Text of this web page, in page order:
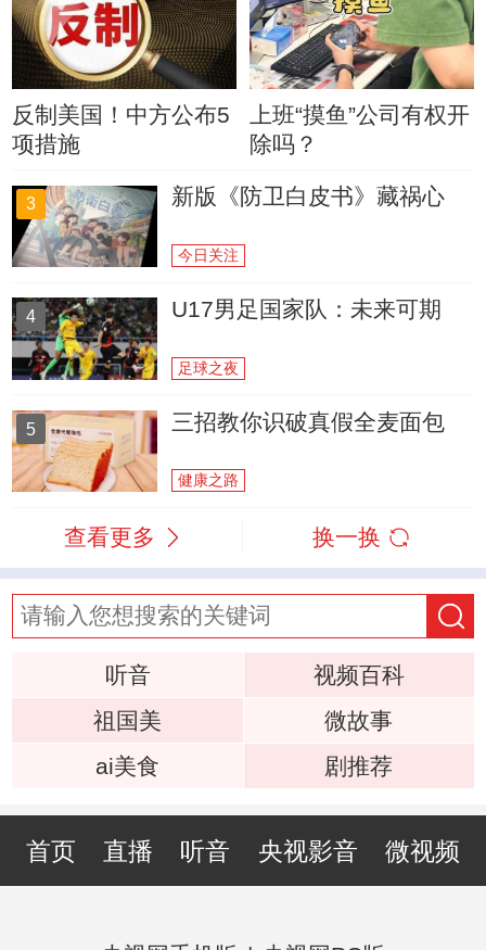
反制美国！中方公布5
项措施
上班“摸鱼”公司有权开
除吗？
3 新版《防卫白皮书》藏祸心
今日关注
4 U17男足国家队：未来可期
足球之夜
5 三招教你识破真假全麦面包
健康之路
查看更多 换一换
听音
视频百科
祖国美
微故事
ai美食
剧推荐
首页 直播 听音 央视影音 微视频